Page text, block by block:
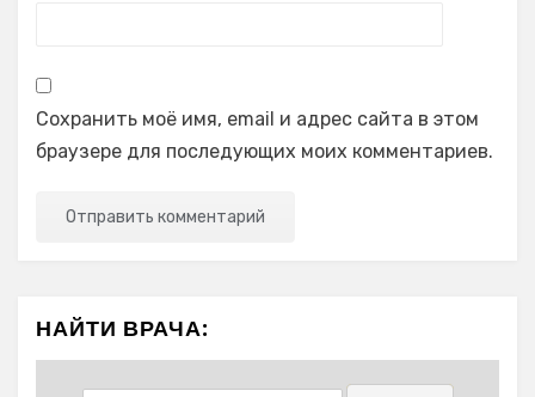
Сохранить моё имя, email и адрес сайта в этом
браузере для последующих моих комментариев.
НАЙТИ ВРАЧА: